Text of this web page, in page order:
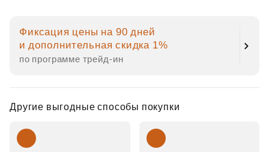
Фиксация цены на 90 дней
и дополнительная скидка 1%
по программе трейд‑ин
Другие выгодные способы покупки